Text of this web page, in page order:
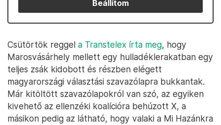
Beállítom
Csütörtök reggel a Transtelex írta meg, hogy
Marosvásárhely mellett egy hulladéklerakatban egy
teljes zsák kidobott és részben elégett
magyarországi választási szavazólapra bukkantak.
Már kitöltött szavazólapokról van szó, az egyiken
kivehető az ellenzéki koalícióra behúzott X, a
másikon pedig az látható, hogy valaki a Mi Hazánkra